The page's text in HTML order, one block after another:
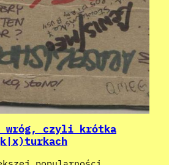
wróg, czyli krótka